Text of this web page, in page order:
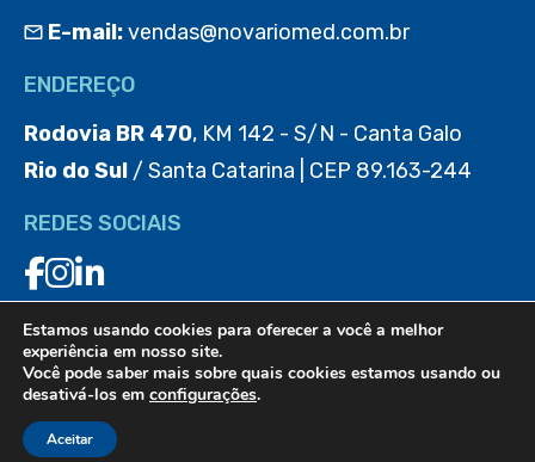
E-mail:vendas@novariomed.com.br
ENDEREÇO
Rodovia BR 470, KM 142 - S/N - Canta Galo
Rio do Sul / Santa Catarina | CEP 89.163-244
REDES SOCIAIS
BAIXE O APP
Estamos usando cookies para oferecer a você a melhor
experiência em nosso site.
Você pode saber mais sobre quais cookies estamos usando ou
desativá-los em configurações.
Aceitar